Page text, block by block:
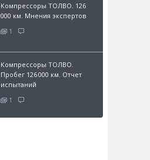
Компрессоры ТОЛВО. 126
000 км. Мнения экспертов
1
Компрессоры ТОЛВО.
Пробег 126 000 км. Отчет
испытаний
1